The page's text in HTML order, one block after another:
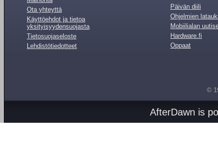
Ota yhteyttä
Käyttöehdot ja tietoa
yksityisyydensuojasta
Tietosuojaseloste
Lehdistötiedotteet
Päivän diili
Ohjelmien
Mobiilialan
Hardware.fi
Oppaat
©
AfterDawn is